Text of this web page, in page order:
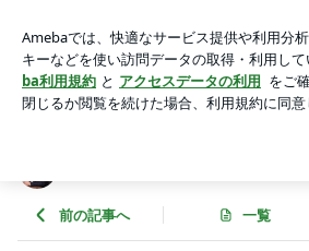
の仕事術ブログ
アプリをダウンロードして ブログの更新通知
ょう。
前の記事へ 一覧